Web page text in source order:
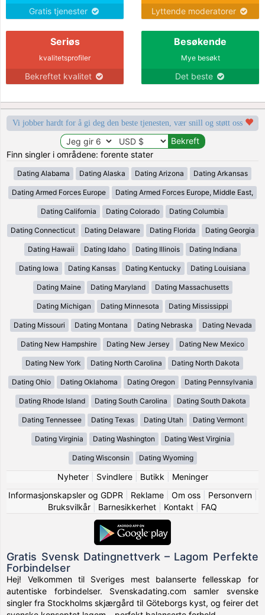
Gratis tjenester Lyttende moderatorer
Seriøs
kvalitetsprofiler
Bekreftet kvalitet
Besøkende
Mye besøkt
Det beste
Vi jobber hardt for å gi deg den beste tjenesten, vær snill og støtt oss
Finn singler i områdene: forente stater
Dating Alabama Dating Alaska Dating Arizona Dating Arkansas
Dating Armed Forces Europe Dating Armed Forces Europe, Middle East,
Dating California Dating Colorado Dating Columbia
Dating Connecticut Dating Delaware Dating Florida Dating Georgia
Dating Hawaii Dating Idaho Dating Illinois Dating Indiana
Dating Iowa Dating Kansas Dating Kentucky Dating Louisiana
Dating Maine Dating Maryland Dating Massachusetts
Dating Michigan Dating Minnesota Dating Mississippi
Dating Missouri Dating Montana Dating Nebraska Dating Nevada
Dating New Hampshire Dating New Jersey Dating New Mexico
Dating New York Dating North Carolina Dating North Dakota
Dating Ohio Dating Oklahoma Dating Oregon Dating Pennsylvania
Dating Rhode Island Dating South Carolina Dating South Dakota
Dating Tennessee Dating Texas Dating Utah Dating Vermont
Dating Virginia Dating Washington Dating West Virginia
Dating Wisconsin Dating Wyoming
Nyheter| Svindlere| Butikk
Meninger
Informasjonskapsler og GDPR
Reklame| Om oss| Personvern|
Bruksvilkår
Barnesikkerhet Kontakt FAQ
Gratis Svensk Datingnettverk – Lagom Perfekte
Forbindelser
Hej! Velkommen til Sveriges mest balanserte fellesskap for
autentiske forbindelser. Svenskadating.com samler svenske
singler fra Stockholms skjærgård til Göteborgs kyst, og feirer det